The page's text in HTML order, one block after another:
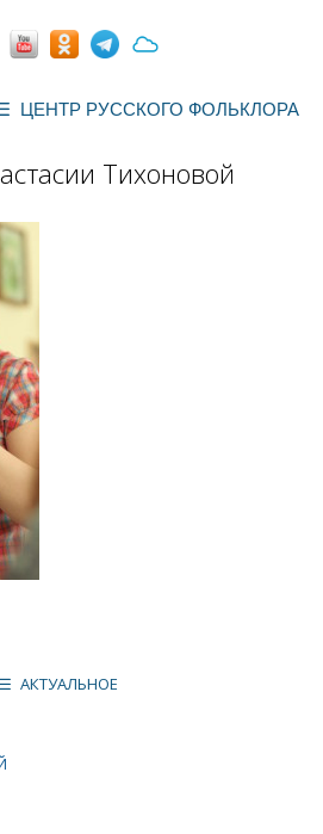
ЦЕНТР РУССКОГО ФОЛЬКЛОРА
Тихоновой
АКТУАЛЬНОЕ